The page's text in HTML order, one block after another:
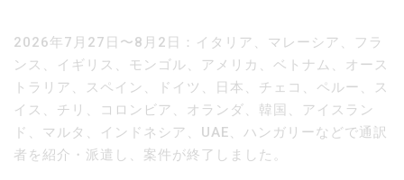
2026年7月27日〜8月2日：イタリア、マレーシア、フラ
ンス、イギリス、モンゴル、アメリカ、ベトナム、オース
トラリア、スペイン、ドイツ、日本、チェコ、ペルー、ス
イス、チリ、コロンビア、オランダ、韓国、アイスラン
ド、マルタ、インドネシア、UAE、ハンガリーなどで通訳
者を紹介・派遣し、案件が終了しました。